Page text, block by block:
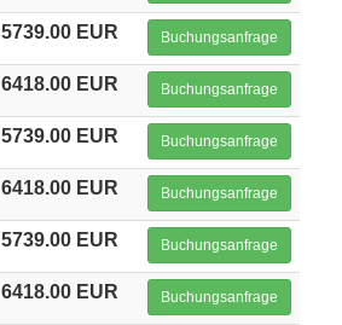
5739.00 EUR Buchungsanfrage
6418.00 EUR Buchungsanfrage
5739.00 EUR Buchungsanfrage
6418.00 EUR Buchungsanfrage
5739.00 EUR Buchungsanfrage
6418.00 EUR Buchungsanfrage